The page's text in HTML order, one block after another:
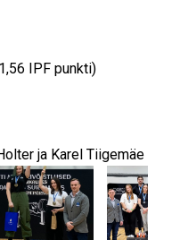
IPF punkti)
ja Karel Tiigemäe